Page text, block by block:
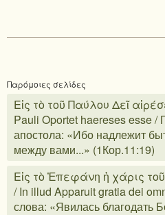
Παρόμοιες σελίδες
Εἰς τὸ τοῦ Παύλου Δεῖ
Pauli Oportet haereses esse /
апостола: «Ибо надлежит
между вами...» (1Кор.11:19)
Εἰς τὸ Ἐπεφάνη ἡ χάρις
/ In illud Apparuit gratia dei
слова: «Явилась благодать